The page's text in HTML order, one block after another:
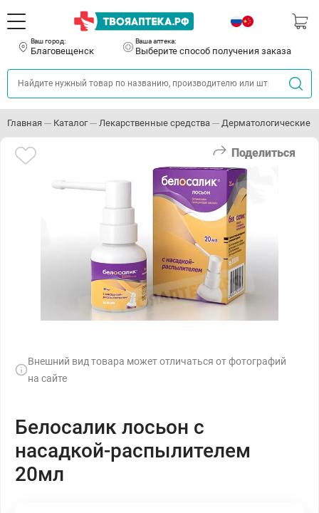
Ваш город:
Благовещенск
Ваша аптека:
Выберите способ получения заказа
Главная Каталог Лекарственные средства Дерматологические
Поделиться
Внешний вид товара может отличаться от фотографий
на сайте
Белосалик лосьон с
насадкой-распылителем
20мл